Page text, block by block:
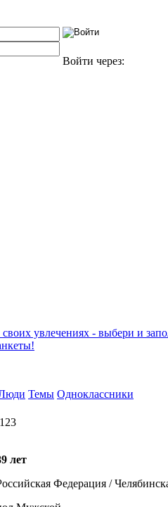
Войти через:
увлечениях - выбери и
Темы Одноклассники
лет
Федерация /